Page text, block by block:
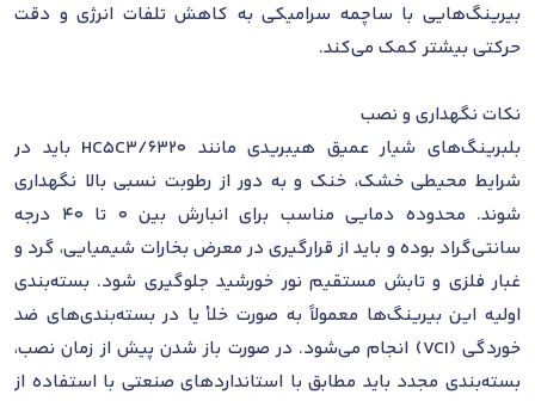
بیرینگ‌هایی با ساچمه سرامیکی به کاهش تلفات انرژی و دقت
حرکتی بیشتر کمک می‌کند.
نکات نگهداری و نصب
بلبرینگ‌های شیار عمیق هیبریدی مانند 6320/HC5C3 باید در
شرایط محیطی خشک، خنک و به دور از رطوبت نسبی بالا نگهداری
شوند. محدوده دمایی مناسب برای انبارش بین 0 تا 40 درجه
سانتی‌گراد بوده و باید از قرارگیری در معرض بخارات شیمیایی، گرد و
غبار فلزی و تابش مستقیم نور خورشید جلوگیری شود. بسته‌بندی
اولیه این بیرینگ‌ها معمولاً به صورت خلأ یا در بسته‌بندی‌های ضد
خوردگی (VCI) انجام می‌شود. در صورت باز شدن پیش از زمان نصب،
بسته‌بندی مجدد باید مطابق با استانداردهای صنعتی با استفاده از